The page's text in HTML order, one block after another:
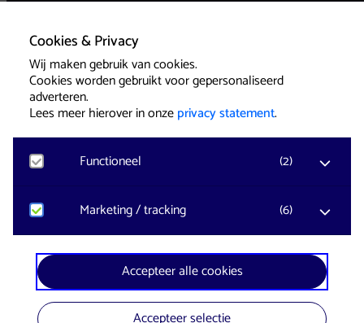
Cookies & Privacy
Wij maken gebruik van cookies.
Cookies worden gebruikt voor gepersonaliseerd
adverteren.
Lees meer hierover in onzeprivacy statement.
Functioneel (2)
Noodzakelijk
Voor het functioneren van de website en het
onthouden van voorkeuren worden functionele
cookies geplaatst. Hierbij worden geen
persoonsgegevens verzameld.
Google Analytics
Marketing / tracking (6)
YouTube
Registreert klikgedrag, bekeken video’s en aangepaste
voorkeuren. Bezoekersinformatie en gebruikersgedrag
wordt gebruikt voor advertenties.
Accepteer alle cookies
Accepteer selectie
Voorwaarden CookiesPers
Website & Identity byEagerly